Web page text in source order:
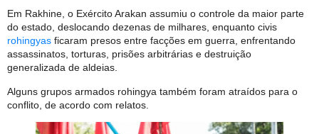
Em Rakhine, o Exército Arakan assumiu o controle da maior parte
do estado, deslocando dezenas de milhares, enquanto civis
rohingyas ficaram presos entre facções em guerra, enfrentando
assassinatos, torturas, prisões arbitrárias e destruição
generalizada de aldeias.
Alguns grupos armados rohingya também foram atraídos para o
conflito, de acordo com relatos.